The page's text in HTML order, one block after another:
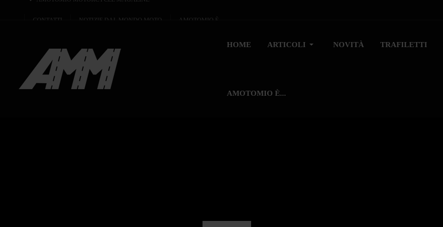
CONTATTI NOTIZIE DAL MONDO MOTO AMOTOMIO È...
HOME ARTICOLI NOVITÀ TRAFILETTI
AMOTOMIO È...